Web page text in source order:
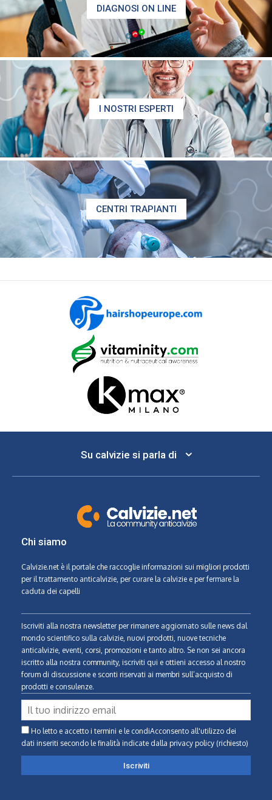
DIAGNOSI ON LINE
I NOSTRI ESPERTI
CENTRI TRAPIANTI
Su calvizie si parla di
Chi siamo
Calvizie.net è il portale che raccoglie informazioni sui migliori prodotti
per il trattamento anticalvizie, per curare la calvizie e per fermare la
caduta dei capelli
Iscriviti alla nostra newsletter per rimanere aggiornato sulle news dal
mondo scientifico sulla calvizie, nuovi prodotti, nuove tecniche
anticalvizie, eventi, corsi, promozioni e tanto altro. Se non sei ancora
iscritto alla nostra community, iscriviti qui e ottieni accesso al nostro
forum di discussione e sconti riservati ai membri sull’acquisto di
prodotti e consulenze.
Ho letto e accetto i termini e le condiAcconsento all'utilizzo dei
dati inseriti secondo le finalità indicate dalla privacy policy (richiesto)